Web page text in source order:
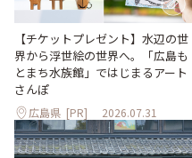
【チケットプレゼント】水辺の世
界から浮世絵の世界へ。「広島も
とまち水族館」ではじまるアート
さんぽ
広島県 [PR] 2026.07.31